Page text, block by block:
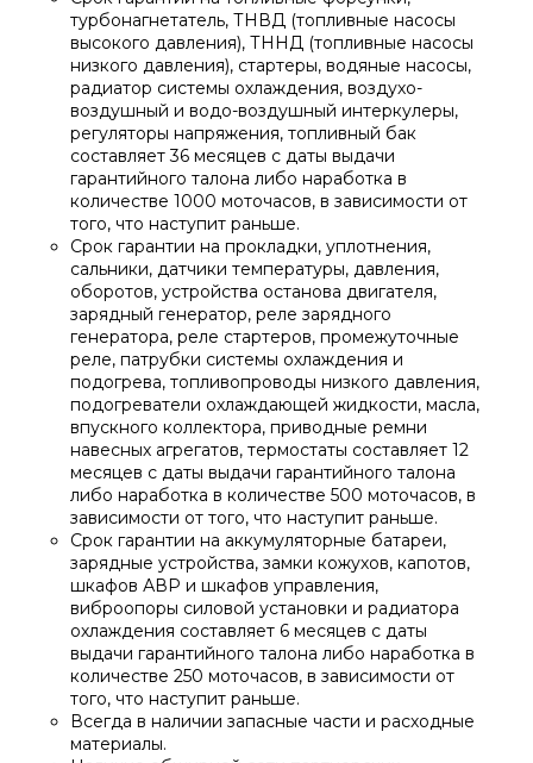
турбонагнетатель, ТНВД (топливные насосы
высокого давления), ТННД (топливные насосы
низкого давления), стартеры, водяные насосы,
радиатор системы охлаждения, воздухо-
воздушный и водо-воздушный интеркулеры,
регуляторы напряжения, топливный бак
составляет 36 месяцев с даты выдачи
гарантийного талона либо наработка в
количестве 1000 моточасов, в зависимости от
того, что наступит раньше.
Срок гарантии на прокладки, уплотнения,
сальники, датчики температуры, давления,
оборотов, устройства останова двигателя,
зарядный генератор, реле зарядного
генератора, реле стартеров, промежуточные
реле, патрубки системы охлаждения и
подогрева, топливопроводы низкого давления,
подогреватели охлаждающей жидкости, масла,
впускного коллектора, приводные ремни
навесных агрегатов, термостаты составляет 12
месяцев с даты выдачи гарантийного талона
либо наработка в количестве 500 моточасов, в
зависимости от того, что наступит раньше.
Срок гарантии на аккумуляторные батареи,
зарядные устройства, замки кожухов, капотов,
шкафов АВР и шкафов управления,
виброопоры силовой установки и радиатора
охлаждения составляет 6 месяцев с даты
выдачи гарантийного талона либо наработка в
количестве 250 моточасов, в зависимости от
того, что наступит раньше.
Всегда в наличии запасные части и расходные
материалы.